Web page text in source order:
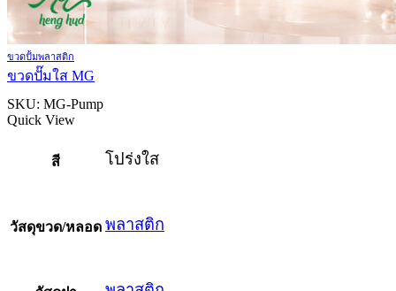
ขวดปั้มพลาสติก
ขวดปั๊มใส MG
SKU: MG-Pump
Quick View
สี โปร่งใส
วัสดุขวด/หลอด พลาสติก